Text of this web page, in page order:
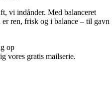
vi indånder. Med balanceret
ren, frisk og i balance – til gavn
op
vores gratis mailserie.